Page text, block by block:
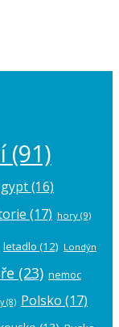
(91)
(16)
(17) hory (9)
letadlo (12) Londýn
(23) nemoc
(8) Polsko (17)